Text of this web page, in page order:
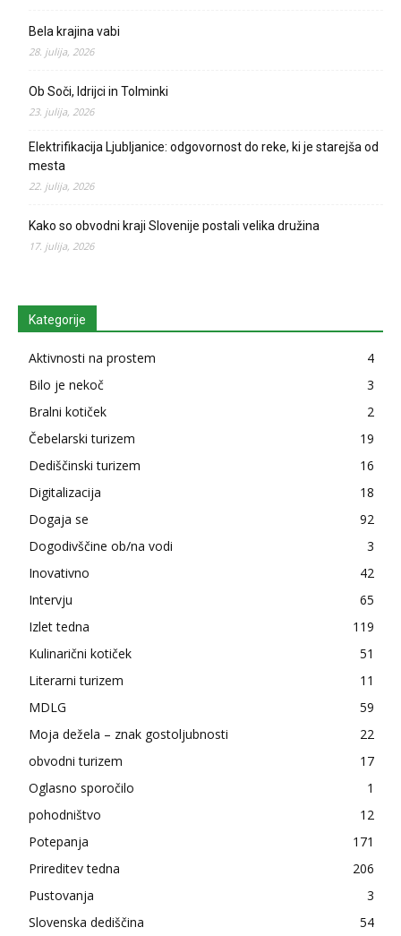
Bela krajina vabi
28. julija, 2026
Ob Soči, Idrijci in Tolminki
23. julija, 2026
Elektrifikacija Ljubljanice: odgovornost do reke, ki je starejša od
mesta
22. julija, 2026
Kako so obvodni kraji Slovenije postali velika družina
17. julija, 2026
Kategorije
Aktivnosti na prostem
4
Bilo je nekoč
3
Bralni kotiček
2
Čebelarski turizem
19
Dediščinski turizem
16
Digitalizacija
18
Dogaja se
92
Dogodivščine ob/na vodi
3
Inovativno
42
Intervju
65
Izlet tedna
119
Kulinarični kotiček
51
Literarni turizem
11
MDLG
59
Moja dežela – znak gostoljubnosti
22
obvodni turizem
17
Oglasno sporočilo
1
pohodništvo
12
Potepanja
171
Prireditev tedna
206
Pustovanja
3
Slovenska dediščina
54